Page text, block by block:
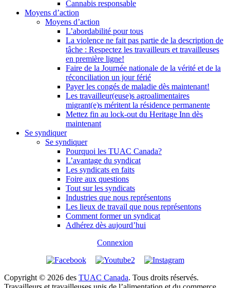
Cannabis responsable
Moyens d’action
Moyens d’action
L’abordabilité pour tous
La violence ne fait pas partie de la description de
tâche : Respectez les travailleurs et travailleuses
en première ligne!
Faire de la Journée nationale de la vérité et de la
réconciliation un jour férié
Payer les congés de maladie dès maintenant!
Les travailleur(euse)s agroalimentaires
migrant(e)s méritent la résidence permanente
Mettez fin au lock-out du Heritage Inn dès
maintenant
Se syndiquer
Se syndiquer
Pourquoi les TUAC Canada?
L’avantage du syndicat
Les syndicats en faits
Foire aux questions
Tout sur les syndicats
Industries que nous représentons
Les lieux de travail que nous représentons
Comment former un syndicat
Adhérez dès aujourd’hui
Connexion
Copyright © 2026 des TUAC Canada. Tous droits réservés.